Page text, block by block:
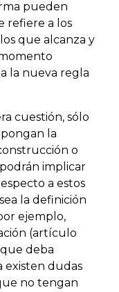
pueden
refiere a los
que alcanza y
la nueva regla
cuestión, sólo
la
o
implicar
a estos
la definición
ejemplo,
(artículo
deba
existen dudas
no tengan